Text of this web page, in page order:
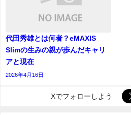
代田秀雄とは何者？eMAXIS
Slimの生みの親が歩んだキャリ
アと現在
2026年4月16日
Xでフォローしよう